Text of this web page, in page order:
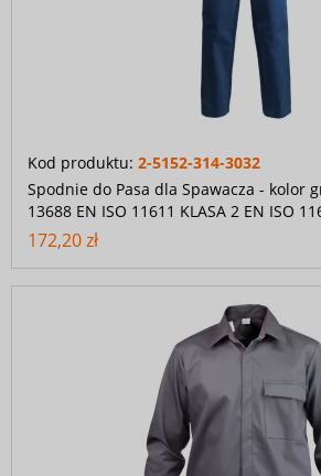
Kod produktu: 2-5152-314-3032
Spodnie do Pasa dla Spawacza - kolor
13688 EN ISO 11611 KLASA 2 EN ISO
172,20 zł